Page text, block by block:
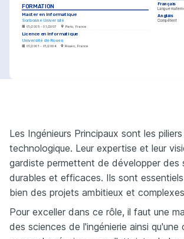
FORMATION
Master en Informatique
Sorbonne Université
01/2005 - 01/2007 Paris, France
Licence en Informatique
Université de Rouen
01/2001 - 01/2004 Rouen, France
Français
Langue
Anglais
Compétent
Exploration de nouvelles cultures
et de pratiques de travail diverses
avancés
Les Ingénieurs Principaux sont les
technologique. Leur expertise et leur
gardiste permettent de développer des
durables et efficaces. Ils sont
bien des projets ambitieux et
Pour exceller dans ce rôle, il faut une
des sciences de l'ingénierie ainsi qu'une